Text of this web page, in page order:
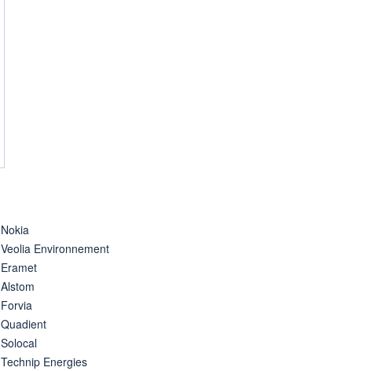
Nokia
Veolia Environnement
Eramet
Alstom
Forvia
Quadient
Solocal
Technip Energies